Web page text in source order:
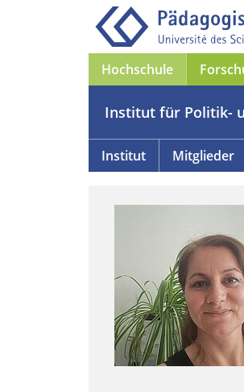
Hochschule
Institut für Politik-
Institut Mitglieder